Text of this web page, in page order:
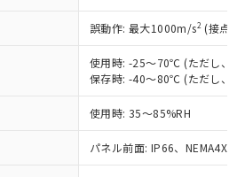
誤動作: 最大1000m/s2 (接点
使用時: -25～70℃ (ただし、氷
保存時: -40～80℃ (ただし、氷
使用時: 35～85%RH
パネル前面: IP66、NEMA4X,
は異なる場合があることをご
期状況および標準価格はお客
引先、またはお客様担当のオ
御機器販売店・当社販売員に
制御機器販売店や当社販売拠
売ネットワーク
」をご確認
1000ppm以下、ポリ臭化ビフェニル
以下、ポリ臭化ジフェニルエーテル類
1000ppm以下、フタル酸ジブチル
以下、フタル酸ジイソブチル
産業用監視および制御機器に対する
。
類の４物質については閾値を超える意
とを確認しています。
: 1000ppm、 PBBs(ポリ臭化ビフェ
、 PBDEs(ポリ臭化ジフェニルエーテ
ル) : 1000ppm、 DIBP(フタル酸ジ
、 BBP(フタル酸ブチルベンジ
(2-エチルヘキシル)) : 1000ppm
するなどの必要な手続きを
制貨物を破棄する場合は、完
するなど、違法に輸出されな
要な手段を講じます。
社製品を、核兵器、ミサイ
兵器、生物兵器またはその他
にこれらの製造装置等に一切
数以上の在庫あり
数には満たないが在庫あり
なし(最新の在庫状況につ
は、お客様のお取引先、ま
お客様担当のオムロン制御